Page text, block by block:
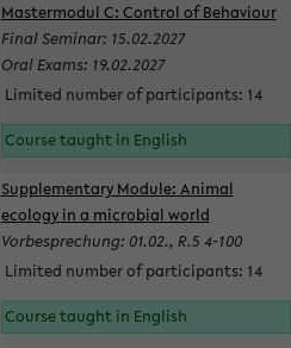
Mastermodul C: Control of Behaviour
Final Seminar: 15.02.2027
Oral Exams: 19.02.2027
Limited number of participants: 14
Course taught in English
Supplementary Module: Animal
ecology in a microbial world
Vorbesprechung: 01.02., R.5 4-100
Limited number of participants: 14
Course taught in English